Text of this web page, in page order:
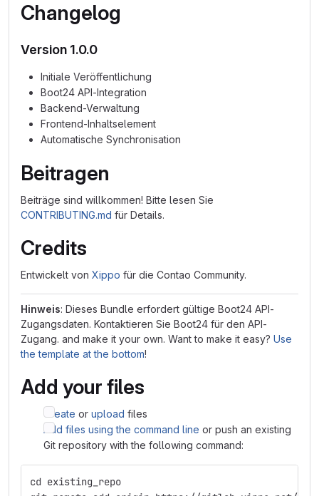
Changelog
Version 1.0.0
Initiale Veröffentlichung
Boot24 API-Integration
Backend-Verwaltung
Frontend-Inhaltselement
Automatische Synchronisation
Beitragen
Beiträge sind willkommen! Bitte lesen Sie
CONTRIBUTING.md für Details.
Credits
Entwickelt von Xippo für die Contao Community.
Hinweis: Dieses Bundle erfordert gültige Boot24 API-
Zugangsdaten. Kontaktieren Sie Boot24 für den API-
Zugang. and make it your own. Want to make it easy? Use
the template at the bottom!
Add your files
Create or upload files
Add files using the command line or push an existing
Git repository with the following command:
cd existing_repo